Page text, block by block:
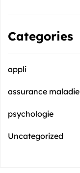
Categories
appli
assurance maladie
psychologie
Uncategorized